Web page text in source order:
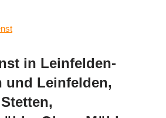
in Leinfelden-
und Leinfelden,